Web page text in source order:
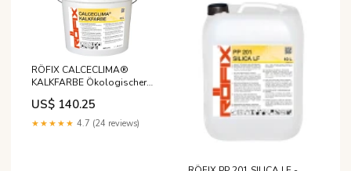
RÖFIX CALCECLIMA®
KALKFARBE Ökologischer
Kalkanstrich - FARBIG
Größe:15 Liter
US$ 140.25
★★★★★ 4.7 (24 reviews)